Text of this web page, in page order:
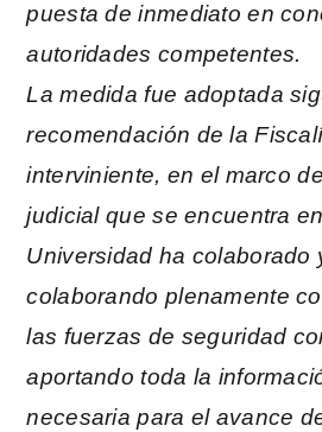
puesta de inmediato en
autoridades competentes.
La medida fue adoptada
recomendación de la
interviniente, en el marco
judicial que se encuentra
Universidad ha colaborado
colaborando plenamente
las fuerzas de seguridad
aportando toda la
necesaria para el avance